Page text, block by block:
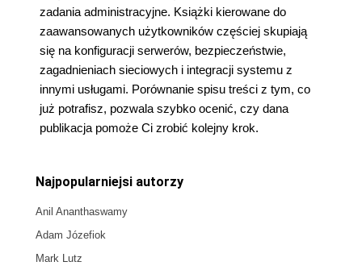
zadania administracyjne. Książki kierowane do
zaawansowanych użytkowników częściej skupiają
się na konfiguracji serwerów, bezpieczeństwie,
zagadnieniach sieciowych i integracji systemu z
innymi usługami. Porównanie spisu treści z tym, co
już potrafisz, pozwala szybko ocenić, czy dana
publikacja pomoże Ci zrobić kolejny krok.
Najpopularniejsi autorzy
Anil Ananthaswamy
Adam Józefiok
Mark Lutz